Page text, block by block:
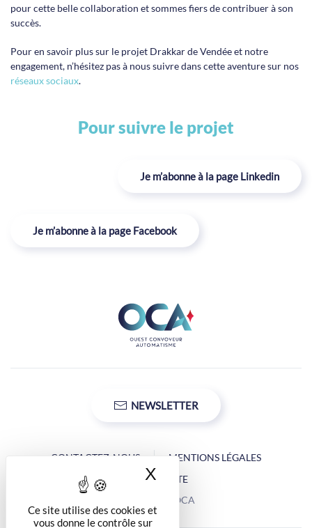
pour cette belle collaboration et sommes fiers de contribuer à son
succès.
Pour en savoir plus sur le projet Drakkar de Vendée et notre
engagement, n’hésitez pas à nous suivre dans cette aventure sur nos
réseaux sociaux.
Pour suivre le projet
Je m’abonne à la page Linkedin
Je m’abonne à la page Facebook
NEWSLETTER
CONTACTEZ-NOUS
MENTIONS LÉGALES
PLAN DU SITE
Copyright © OCA
Ce site utilise des cookies et
vous donne le contrôle sur
X Masquer le